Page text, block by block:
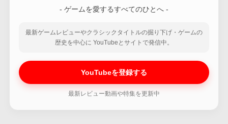
- ゲームを愛するすべてのひとへ -
最新ゲームレビューやクラシックタイトルの掘り下げ・ゲームの
歴史を中心に YouTubeとサイトで発信中。
YouTubeを登録する
最新レビュー動画や特集を更新中